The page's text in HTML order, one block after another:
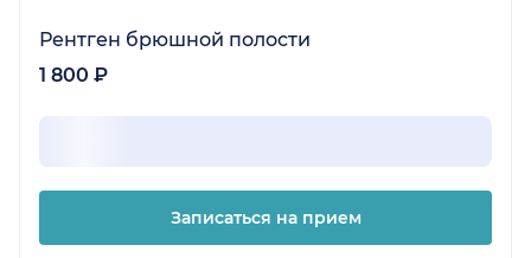
Рентген брюшной полости
1 800 ₽
Записаться на прием